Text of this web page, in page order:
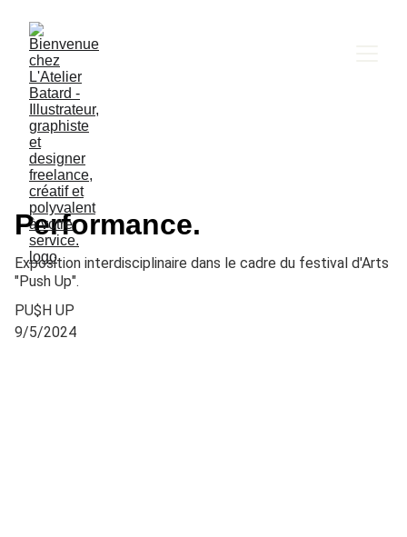
Performance.
Exposition interdisciplinaire dans le cadre du festival d'Arts
"Push Up".
PU$H UP
9/5/2024